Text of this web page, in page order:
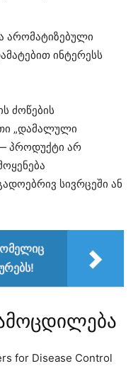
არომატიზებული
ინტერესს
ძოწების
„დამალული
პროდუქტი არ
სივრცეში ან
for Disease Control